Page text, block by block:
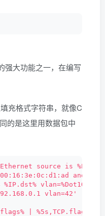
强大功能之一，在编写
充格式字符串，就像C
的是这里用数据包中
source is
and
%IP.dst%
vlan=42'
| %5s,TCP.flags% |